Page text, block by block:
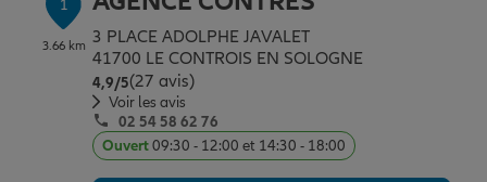
Assurance emprunteur
Prévoyance et dépendance
Assurance animal de compagnie
Protection de la famille
Protection juridique
Épargne & retraite
Plan épargne retraite
Vos projets
1
3.66 km 3 PLACE ADOLPHE JAVALET
41700 LE CONTROIS EN SOLOGNE
4,9/5Note de 4.9 sur 5
(27 avis)
Voir les avis
02 54 58 62 76
Ouvert09:30 - 12:00 et 14:30 - 18:00